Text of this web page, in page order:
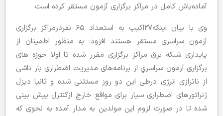
آماده‌باش کامل در مراکز برگزاری آزمون مستقر کرده است.
وی با بیان اینکه۲۷اکیپ به استعداد ۶۵ نفردرمراکز برگزاری
آزمون سراسری مستقر هستند افزود: به منظور اطمینان از
پایداری شبکه برق مراکز برگزاری مقرر شده تا اولا حوزه های
برگزاری آزمون سراسري از برنامه‌های مدیریت اضطراری بار ناشی
از ناترازی انرژی درطی این دو روز مستثنی شده و ثانیا دیزل
ژنراتورهای اضطراری سیار برای مواقع خارج ازکنترل پیش بینی
شده تا در صورت لزوم این مولدین به مدار آمده به نحوی که